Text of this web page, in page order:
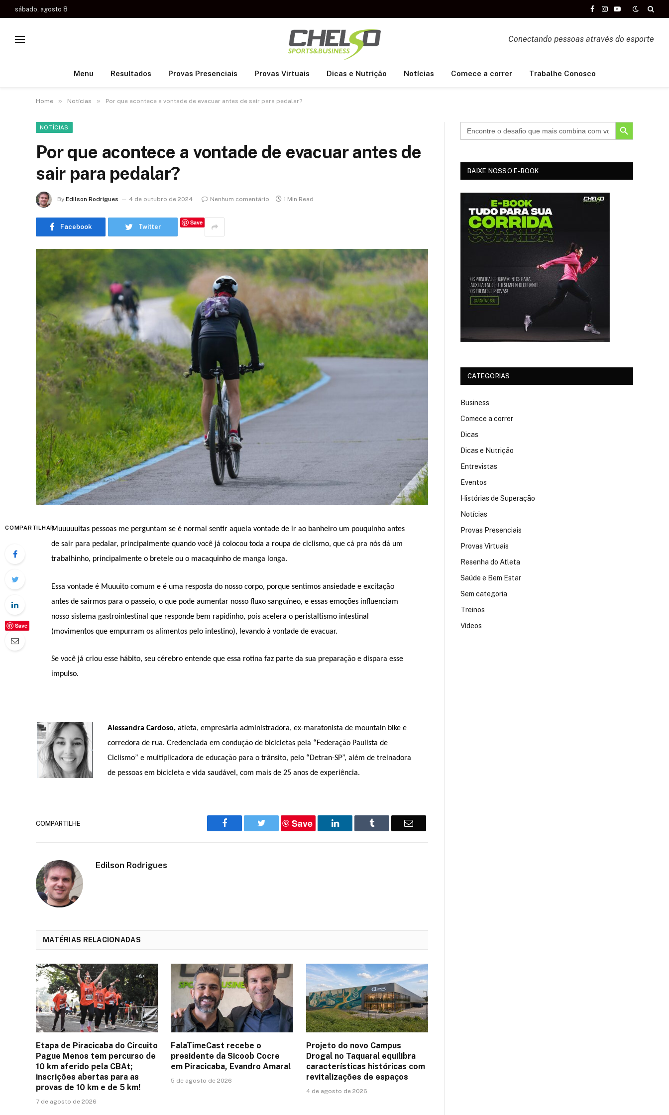
sábado, agosto 8
Facebook
Instagram
YouTube
Conectando pessoas através do esporte
Menu Resultados Provas Presenciais Provas Virtuais Dicas e Nutrição Notícias Comece a correr Trabalhe Conosco
Home » Notícias » Por que acontece a vontade de evacuar antes de sair para pedalar?
NOTÍCIAS
Por que acontece a vontade de evacuar antes de
sair para pedalar?
By Edilson Rodrigues 4 de outubro de 2024 Nenhum comentário 1 Min Read
Facebook Twitter
Save
COMPARTILHAR
Save
Muuuuuitas pessoas me perguntam se é normal sentir aquela vontade de ir ao banheiro um pouquinho antes
de sair para pedalar, principalmente quando você já colocou toda a roupa de ciclismo, que cá pra nós dá um
trabalhinho, principalmente o bretele ou o macaquinho de manga longa.
Essa vontade é Muuuito comum e é uma resposta do nosso corpo, porque sentimos ansiedade e excitação
antes de sairmos para o passeio, o que pode aumentar nosso fluxo sanguíneo, e essas emoções influenciam
nosso sistema gastrointestinal que responde bem rapidinho, pois acelera o peristaltismo intestinal
(movimentos que empurram os alimentos pelo intestino), levando à vontade de evacuar.
Se você já criou esse hábito, seu cérebro entende que essa rotina faz parte da sua preparação e dispara esse
impulso.
Alessandra Cardoso, atleta, empresária administradora, ex-maratonista de mountain bike e
corredora de rua. Credenciada em condução de bicicletas pela “Federação Paulista de
Ciclismo” e multiplicadora de educação para o trânsito, pelo “Detran-SP”, além de treinadora
de pessoas em bicicleta e vida saudável, com mais de 25 anos de experiência.
COMPARTILHE Facebook Twitter Save LinkedIn Tumblr Email
Edilson Rodrigues
MATÉRIAS RELACIONADAS
Etapa de Piracicaba do Circuito
Pague Menos tem percurso de
10 km aferido pela CBAt;
inscrições abertas para as
provas de 10 km e de 5 km!
7 de agosto de 2026
FalaTimeCast recebe o
presidente da Sicoob Cocre
em Piracicaba, Evandro Amaral
5 de agosto de 2026
Projeto do novo Campus
Drogal no Taquaral equilibra
características históricas com
revitalizações de espaços
4 de agosto de 2026
SEARCH BUTTON
BAIXE NOSSO E-BOOK
CATEGORIAS
Business
Comece a correr
Dicas
Dicas e Nutrição
Entrevistas
Eventos
Histórias de Superação
Notícias
Provas Presenciais
Provas Virtuais
Resenha do Atleta
Saúde e Bem Estar
Sem categoria
Treinos
Vídeos